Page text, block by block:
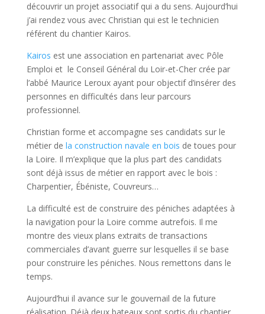
découvrir un projet associatif qui a du sens. Aujourd’hui
j’ai rendez vous avec Christian qui est le technicien
référent du chantier Kairos.
Kairos est une association en partenariat avec Pôle
Emploi et le Conseil Général du Loir-et-Cher crée par
l’abbé Maurice Leroux ayant pour objectif d’insérer des
personnes en difficultés dans leur parcours
professionnel.
Christian forme et accompagne ses candidats sur le
métier de la construction navale en bois de toues pour
la Loire. Il m’explique que la plus part des candidats
sont déjà issus de métier en rapport avec le bois :
Charpentier, Ébéniste, Couvreurs…
La difficulté est de construire des péniches adaptées à
la navigation pour la Loire comme autrefois. Il me
montre des vieux plans extraits de transactions
commerciales d’avant guerre sur lesquelles il se base
pour construire les péniches. Nous remettons dans le
temps.
Aujourd’hui il avance sur le gouvernail de la future